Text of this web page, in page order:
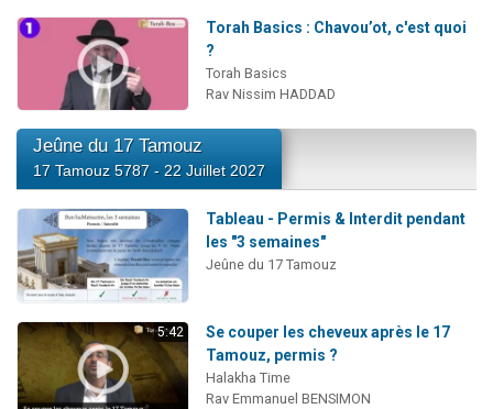
Torah Basics : Chavou’ot, c'est quoi
?
Torah Basics
Rav Nissim HADDAD
Jeûne du 17 Tamouz
17 Tamouz 5787 - 22 Juillet 2027
Tableau - Permis & Interdit pendant
les "3 semaines"
Jeûne du 17 Tamouz
5:42
Se couper les cheveux après le 17
Tamouz, permis ?
Halakha Time
Rav Emmanuel BENSIMON